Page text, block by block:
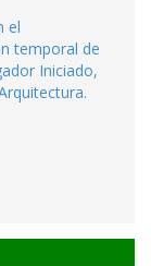
el
temporal de
Iniciado,